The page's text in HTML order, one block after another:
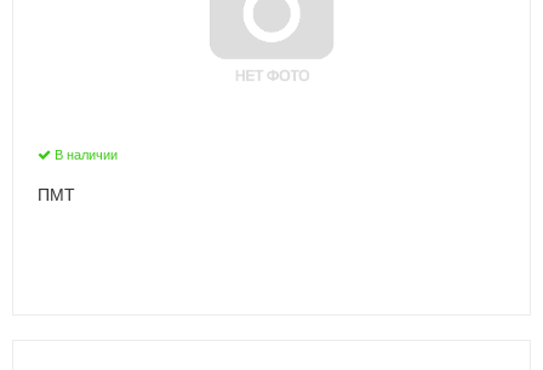
В наличии
ПMТ